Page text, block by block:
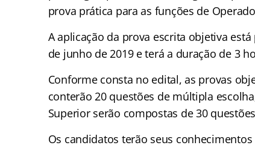
prova prática para as funções de
A aplicação da prova escrita objetiva
de junho de 2019 e terá a duração de 3
Conforme consta no edital, as provas
conterão 20 questões de múltipla
Superior serão compostas de 30
Os candidatos terão seus